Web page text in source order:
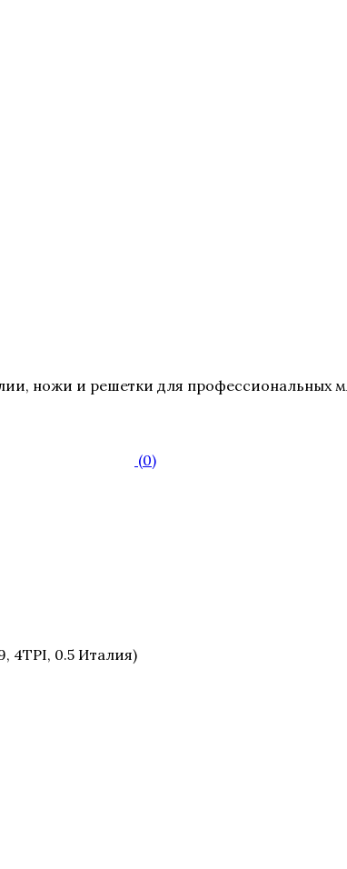
ножи и решетки для профессиональных
(0)
4TPI, 0.5 Италия)